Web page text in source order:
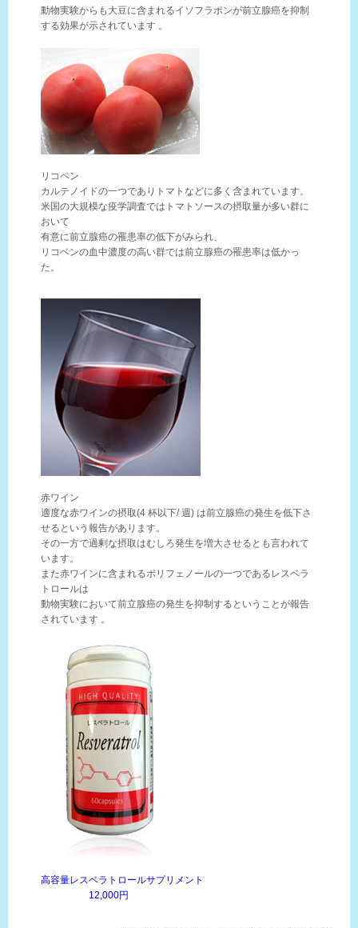
動物実験からも大豆に含まれるイソフラポンが前立腺癌を抑制
する効果が示されています 。
リコペン
カルテノイドの一つでありトマトなどに多く含まれています。
米国の大規模な疫学調査ではトマトソースの摂取量が多い群に
おいて
有意に前立腺癌の罹患率の低下がみられ、
リコベンの血中濃度の高い群では前立腺癌の罹患率は低かっ
た。
赤ワイン
適度な赤ワインの摂取(4 杯以下/ 週) は前立腺癌の発生を低下さ
せるという報告があります。
その一方で過剰な摂取はむしろ発生を増大させるとも言われて
います。
また赤ワインに含まれるポリフェノールの一つであるレスベラ
トロールは
動物実験において前立腺癌の発生を抑制するということが報告
されています 。
高容量レスベラトロールサプリメント
12,000円